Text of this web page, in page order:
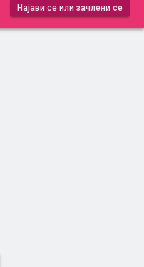
Најави се или зачлени се